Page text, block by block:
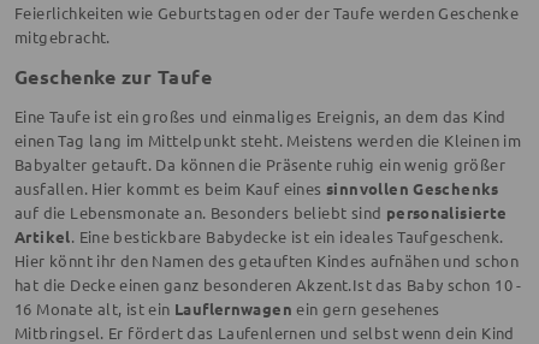
Feierlichkeiten wie Geburtstagen oder der Taufe werden Geschenke
mitgebracht.
Geschenke zur Taufe
Eine Taufe ist ein großes und einmaliges Ereignis, an dem das Kind
einen Tag lang im Mittelpunkt steht. Meistens werden die Kleinen im
Babyalter getauft. Da können die Präsente ruhig ein wenig größer
ausfallen. Hier kommt es beim Kauf eines sinnvollen Geschenks
auf die Lebensmonate an. Besonders beliebt sind personalisierte
Artikel. Eine bestickbare Babydecke ist ein ideales Taufgeschenk.
Hier könnt ihr den Namen des getauften Kindes aufnähen und schon
hat die Decke einen ganz besonderen Akzent.Ist das Baby schon 10 -
16 Monate alt, ist ein Lauflernwagen ein gern gesehenes
Mitbringsel. Er fördert das Laufenlernen und selbst wenn dein Kind